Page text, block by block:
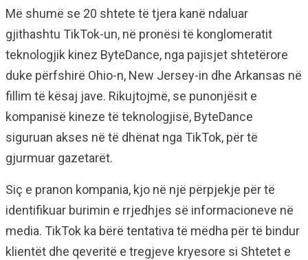
Më shumë se 20 shtete të tjera kanë ndaluar
gjithashtu TikTok-un, në pronësi të konglomeratit
teknologjik kinez ByteDance, nga pajisjet shtetërore
duke përfshirë Ohio-n, New Jersey-in dhe Arkansas në
fillim të kësaj jave. Rikujtojmë, se punonjësit e
kompanisë kineze të teknologjisë, ByteDance
siguruan akses në të dhënat nga TikTok, për të
gjurmuar gazetarët.
Siç e pranon kompania, kjo në një përpjekje për të
identifikuar burimin e rrjedhjes së informacioneve në
media. TikTok ka bërë tentativa të mëdha për të bindur
klientët dhe qeveritë e tregjeve kryesore si Shtetet e